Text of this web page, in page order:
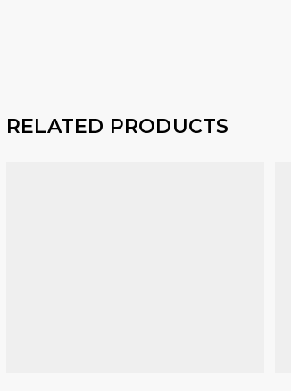
RELATED PRODUCTS